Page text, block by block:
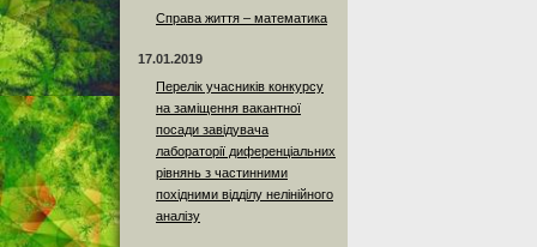
Справа життя – математика
17.01.2019
Перелік учасників конкурсу
на заміщення вакантної
посади завідувача
лабораторії диференціальних
рівнянь з частинними
похідними відділу нелінійного
аналізу